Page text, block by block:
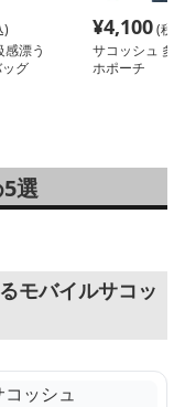
)
漂う
グ
¥4,100(税
サコッシュ 多
ホポーチ
選
モバイルサコッ